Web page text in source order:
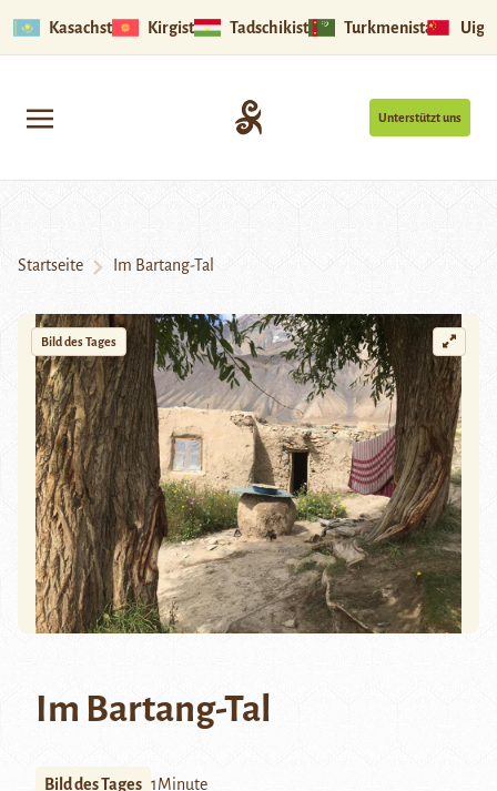
Kasachstan Kirgistan Tadschikistan Turkmenistan
Unterstützt uns
Startseite Im Bartang-Tal
Bild des Tages
Im Bartang-Tal
Bild des Tages 1Minute